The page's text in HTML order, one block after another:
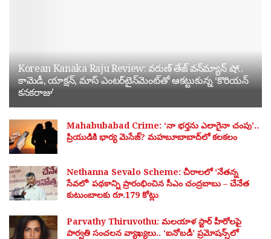
Korean Kanaka Raju Review: వరుణ్ తేజ్ వన్‌మ్యాన్ షో..
కామెడీ, యాక్షన్, మాస్ ఎంటర్‌టైన్‌మెంట్‌తో ఆకట్టుకున్న ‘కొరియన్
కనకరాజు’
Mahabubabad Crime: ‘నా భర్తను ఎలాగైనా చంపు’..
ప్రియుడికి భార్య మెసేజ్? మహబూబాబాద్‌లో కలకలం
Nethanna Sevalo Scheme: చీరాలలో ‘నేతన్న
సేవలో’ పథకాన్ని ప్రారంభించిన సీఎం చంద్రబాబు – చేనేత
కుటుంబాలకు రూ.179 కోట్లు
Parvathy Thiruvothu: మలయాళ స్టార్ హీరోలపై
పార్వతి సంచలన వ్యాఖ్యలు.. ‘ఐనోబడీ’ ప్రమోషన్స్‌లో